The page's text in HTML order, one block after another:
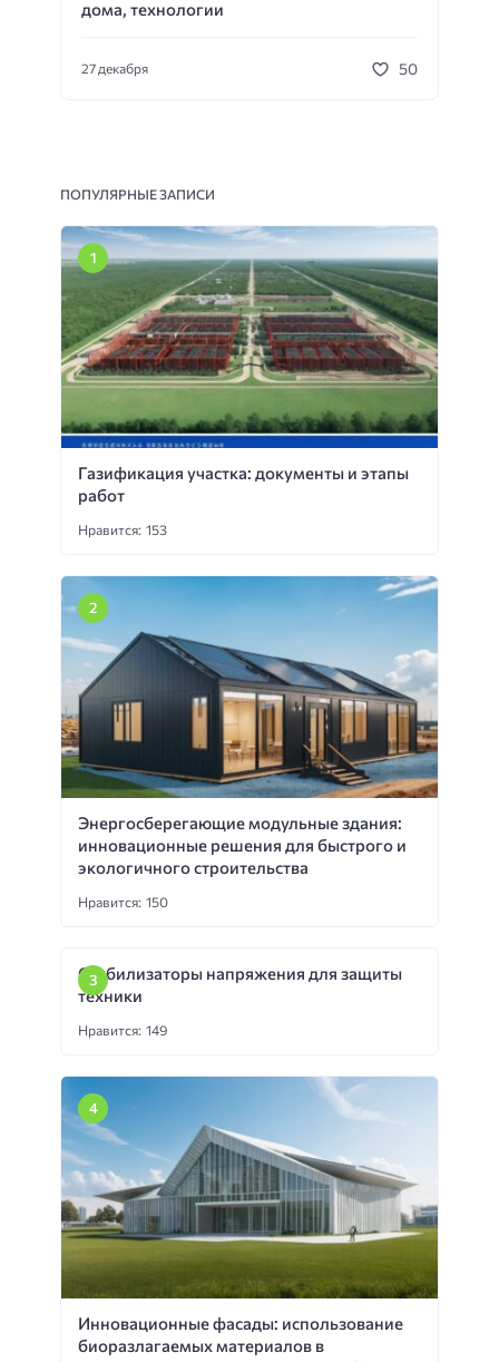
дома, технологии
27 декабря 50
ПОПУЛЯРНЫЕ ЗАПИСИ
Газификация участка: документы и этапы
работ
Нравится: 153
Энергосберегающие модульные здания:
инновационные решения для быстрого и
экологичного строительства
Нравится: 150
Стабилизаторы напряжения для защиты
техники
Нравится: 149
Инновационные фасады: использование
биоразлагаемых материалов в